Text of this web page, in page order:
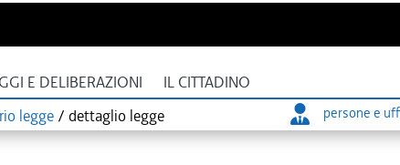
E DELIBERAZIONI IL CITTADINO
legge / dettaglio legge persone e